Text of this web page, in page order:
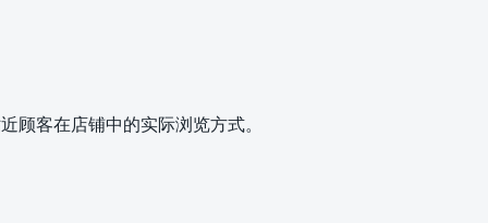
客在店铺中的实际浏览方式。